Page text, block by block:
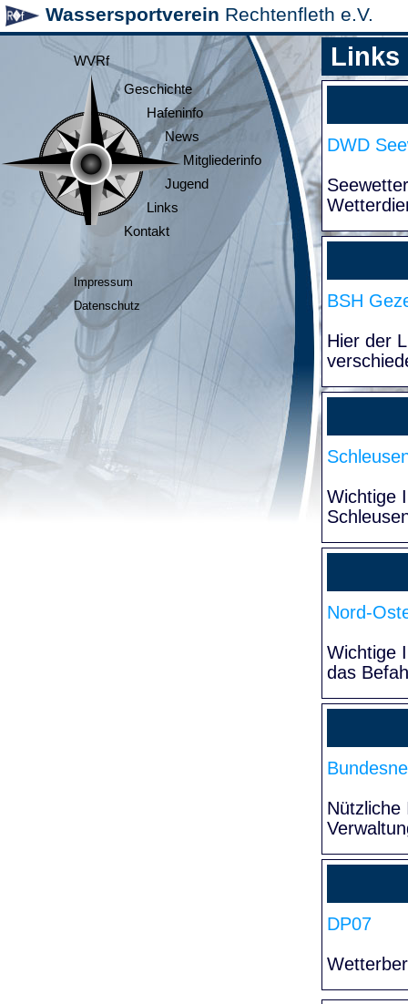
Wassersportverein Rechtenfleth e.V.
WVRf
Geschichte
Hafeninfo
News
Mitgliederinfo
Jugend
Links
Kontakt
Impressum
Datenschutz
Links
DWD
BSH
Hier der
Wichtige
Nord-
Wichtige
das
Nützliche
DP07